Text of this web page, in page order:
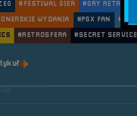
#FESTIWAL GIER #GRY RETRO
WYDANIA #PSX FAN
#RETROSFERA #SECRET SERVICE
o tytule Wystawca &#8211;